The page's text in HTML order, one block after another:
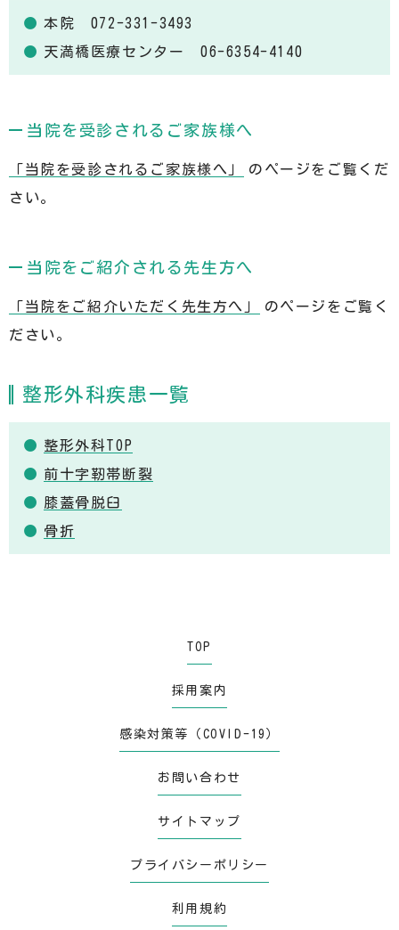
本院 072-331-3493
天満橋医療センター 06-6354-4140
当院を受診されるご家族様へ
「当院を受診されるご家族様へ」
のページをご覧くだ
さい。
当院をご紹介される先生方へ
「当院をご紹介いただく先生方へ」
のページをご覧く
ださい。
整形外科疾患一覧
整形外科TOP
前十字靭帯断裂
膝蓋骨脱臼
骨折
TOP
採用案内
感染対策等（COVID-19）
お問い合わせ
サイトマップ
プライバシーポリシー
利用規約